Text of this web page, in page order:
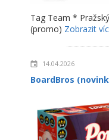
Tag Team *
(promo) Zobrazit
14.04.2026
BoardBros